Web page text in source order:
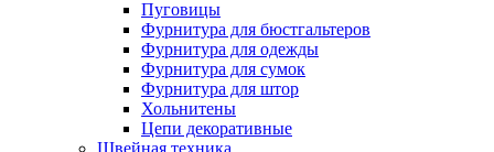
Пуговицы
Фурнитура для бюстгальтеров
Фурнитура для одежды
Фурнитура для сумок
Фурнитура для штор
Хольнитены
Цепи декоративные
Швейная техника